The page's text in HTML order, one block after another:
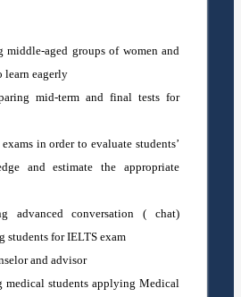
middle-aged groups of women and
learn eagerly
mid-term and final tests for
in order to evaluate students’
and estimate the appropriate
advanced conversation ( chat)
students for IELTS exam
and advisor
medical students applying Medical